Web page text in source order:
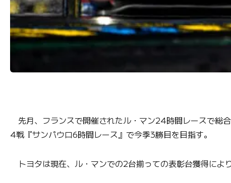
先月、フランスで開催されたル・マン24時間レースで総
4戦『サンパウロ6時間レース』で今季3勝目を目指す。
トヨタは現在、ル・マンでの2台揃っての表彰台獲得により